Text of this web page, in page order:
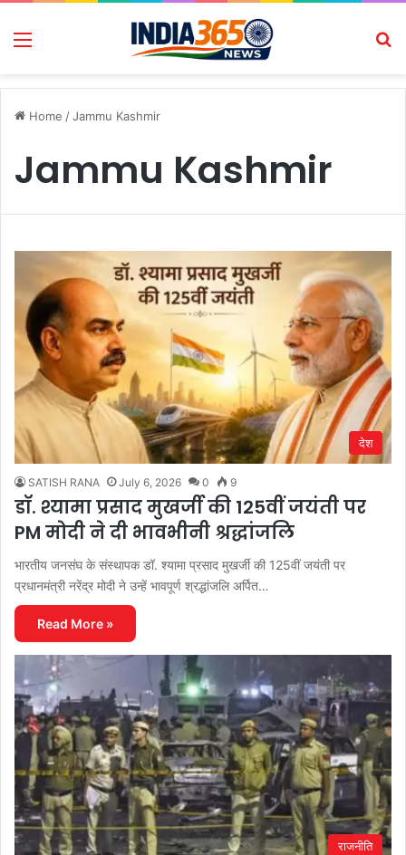
Menu
Home /Jammu Kashmir
Jammu Kashmir
देश
SATISH RANA July 6, 2026 0 9
डॉ. श्यामा प्रसाद मुखर्जी की 125वीं जयंती पर
PM मोदी ने दी भावभीनी श्रद्धांजलि
भारतीय जनसंघ के संस्थापक डॉ. श्यामा प्रसाद मुखर्जी की 125वीं जयंती पर
प्रधानमंत्री नरेंद्र मोदी ने उन्हें भावपूर्ण श्रद्धांजलि अर्पित…
Read More »
राजनीति